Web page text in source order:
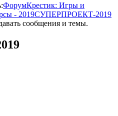
ФорумКрестик: Игры и
- 2019СУПЕРПРОЕКТ-2019
сообщения и темы.